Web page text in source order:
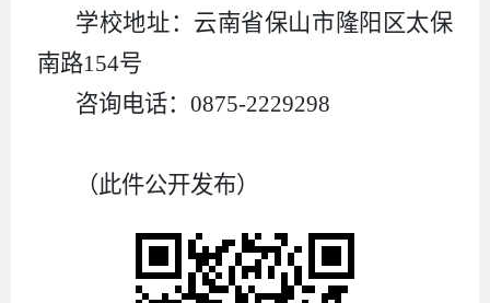
学校地址：云南省保山市隆阳区太保
南路154号
咨询电话：0875-2229298
（此件公开发布）